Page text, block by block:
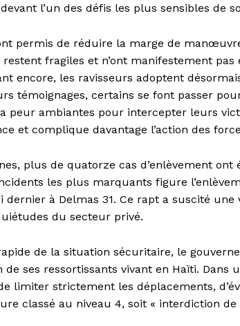
l’un des défis les plus sensibles de
permis de réduire la marge de
fragiles et n’ont manifestement
encore, les ravisseurs adoptent
témoignages, certains se font passer
peur ambiantes pour intercepter leurs
et complique davantage l’action des
plus de quatorze cas d’enlèvement ont
les plus marquants figure
dernier à Delmas 31. Ce rapt a suscité une
du secteur privé.
de la situation sécuritaire, le
ses ressortissants vivant en Haïti. Dans
limiter strictement les déplacements,
classé au niveau 4, soit « interdiction de